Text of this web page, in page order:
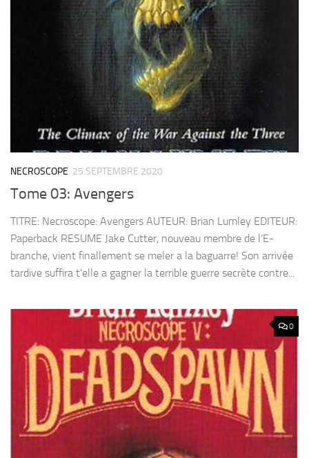
NECROSCOPE 25 SEPTEMBRE 2020
Tome 03: Avengers
TITRE: Necroscope: Avengers AUTEUR: Brian Lumley EDITEUR:
Paperback RESUME Jake Cutter, nouveau membre de l’E-
branche, vient finallement se meler a la baguarre! Son arrivée
tardive suffira t’elle a gagner la terrible guerre secrète contre...
0